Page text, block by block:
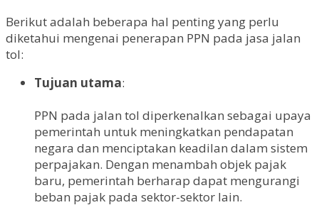
Berikut adalah beberapa hal penting yang perlu
diketahui mengenai penerapan PPN pada jasa jalan
tol:
Tujuan utama:
PPN pada jalan tol diperkenalkan sebagai upaya
pemerintah untuk meningkatkan pendapatan
negara dan menciptakan keadilan dalam sistem
perpajakan. Dengan menambah objek pajak
baru, pemerintah berharap dapat mengurangi
beban pajak pada sektor-sektor lain.